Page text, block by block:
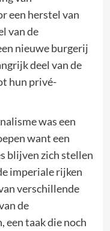
een herstel van
van de
nieuwe burgerij
deel van de
hun privé-
was een
want een
blijven zich stellen
imperiale rijken
verschillende
de
een taak die noch